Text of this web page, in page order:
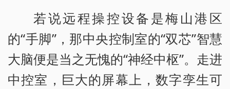
若说远程操控设备是梅山港区
的“手脚”，那中央控制室的“双芯”智慧
大脑便是当之无愧的“神经中枢”。走进
中控室，巨大的屏幕上，数字孪生可